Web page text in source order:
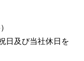
日及び当社休日を